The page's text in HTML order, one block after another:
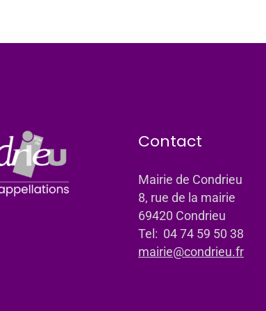
Contact
Mairie de Condrieu
8, rue de la mairie
69420 Condrieu
Tel: 04 74 59 50 38
mairie@condrieu.fr